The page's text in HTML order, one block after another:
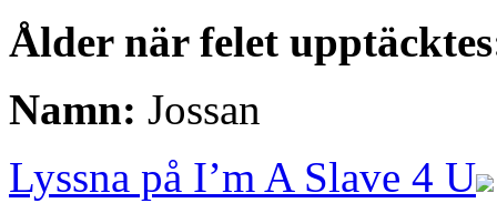
Ålder när felet
Namn: Jossan
Lyssna på I’m A Slave 4 U